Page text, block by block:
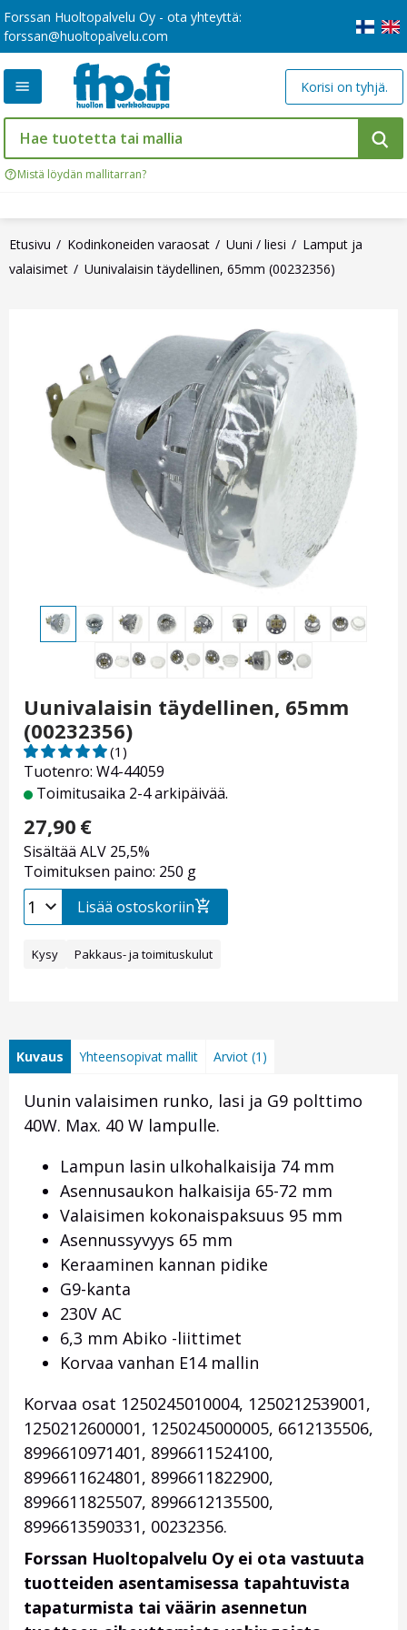
Forssan Huoltopalvelu Oy - ota yhteyttä:
forssan@huoltopalvelu.com
Mistä löydän mallitarran?
Korisi on tyhjä.
Etusivu Kodinkoneiden varaosat Uuni / liesi
Lamput ja
valaisimet
Uunivalaisin täydellinen, 65mm (00232356)
Uunivalaisin täydellinen, 65mm
(00232356)
Tuotenro: W4-44059
(1)
Toimitusaika 2-4 arkipäivää.
27,90 €
Sisältää ALV 25,5%
Toimituksen paino: 250 g
Lisää ostoskoriin
Kysy Pakkaus- ja toimituskulut
Kuvaus Yhteensopivat mallit Arviot (1)
Uunin valaisimen runko, lasi ja G9 polttimo
40W. Max. 40 W lampulle.
Lampun lasin ulkohalkaisija 74 mm
Asennusaukon halkaisija 65-72 mm
Valaisimen kokonaispaksuus 95 mm
Asennussyvyys 65 mm
Keraaminen kannan pidike
G9-kanta
230V AC
6,3 mm Abiko -liittimet
Korvaa vanhan E14 mallin
Korvaa osat 1250245010004, 1250212539001,
1250212600001, 1250245000005, 6612135506,
8996610971401, 8996611524100,
8996611624801, 8996611822900,
8996611825507, 8996612135500,
8996613590331, 00232356.
Forssan Huoltopalvelu Oy ei ota vastuuta
tuotteiden asentamisessa tapahtuvista
tapaturmista tai väärin asennetun